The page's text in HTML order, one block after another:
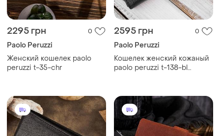
2295 грн 0
Paolo Peruzzi
Женский кошелек paolo
peruzzi t-35-chr
2595 грн 0
Paolo Peruzzi
Кошелек женский кожаный
paolo peruzzi t-138-bl